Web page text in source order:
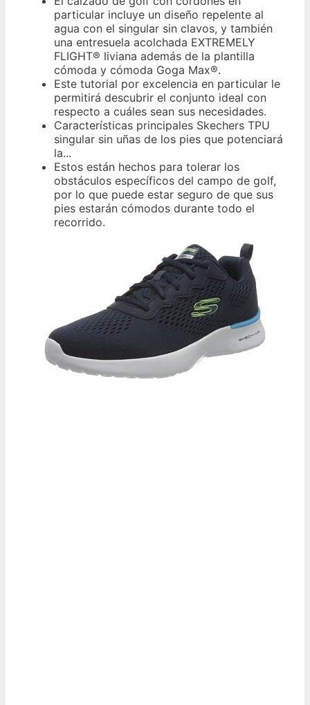
particular incluye un diseño repelente al
agua con el singular sin clavos, y también
una entresuela acolchada EXTREMELY
FLIGHT® liviana además de la plantilla
cómoda y cómoda Goga Max®.
Este tutorial por excelencia en particular le
permitirá descubrir el conjunto ideal con
respecto a cuáles sean sus necesidades.
Características principales Skechers TPU
singular sin uñas de los pies que potenciará
la...
Estos están hechos para tolerar los
obstáculos específicos del campo de golf,
por lo que puede estar seguro de que sus
pies estarán cómodos durante todo el
recorrido.